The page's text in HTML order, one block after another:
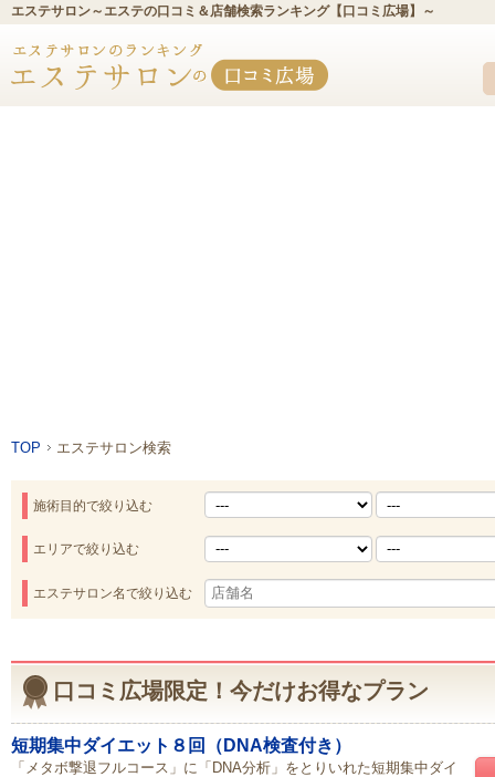
エステサロン～エステの口コミ＆店舗検索ランキング【口コミ広場】～
TOP エステサロン検索
施術目的で絞り込む
エリアで絞り込む
エステサロン名で絞り込む
口コミ広場限定！今だけお得なプラン
短期集中ダイエット８回（DNA検査付き）
「メタボ撃退フルコース」に「DNA分析」をとりいれた短期集中ダイ